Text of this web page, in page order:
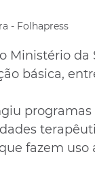
- Folhapress
Ministério da
básica,
programas
fazem uso